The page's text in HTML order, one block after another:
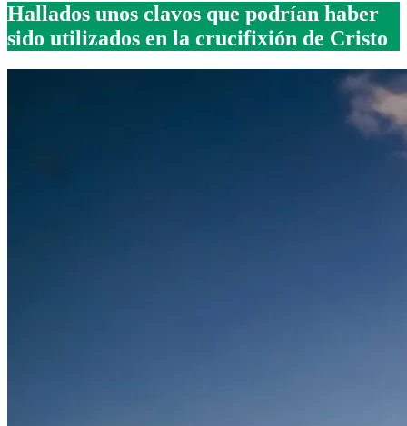
Hallados unos clavos que podrían haber
sido utilizados en la crucifixión de Cristo